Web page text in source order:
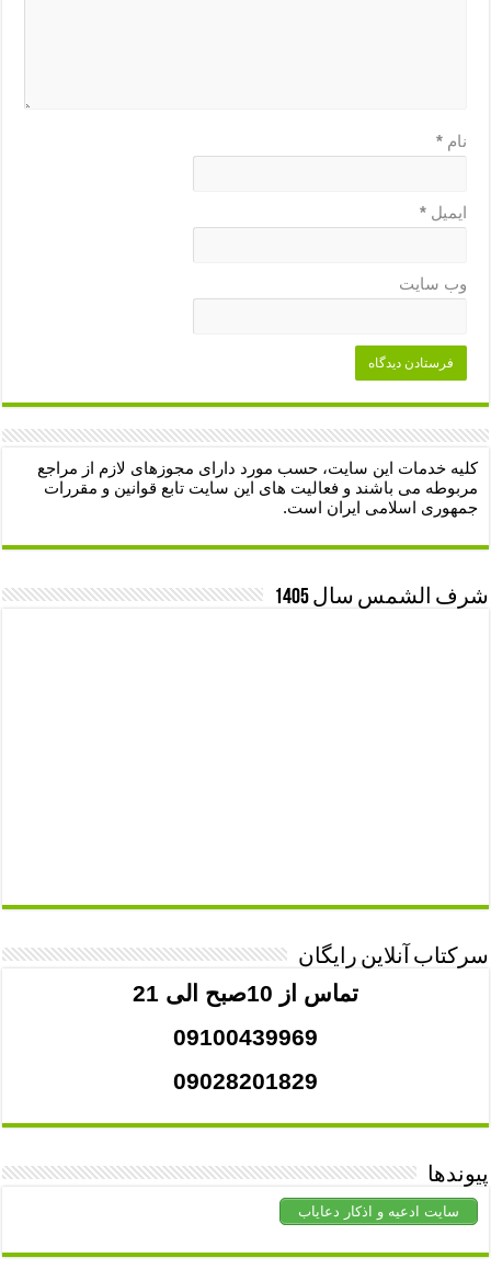
نام*
ایمیل*
وب‌ سایت
کلیه خدمات این سایت، حسب مورد دارای مجوزهای لازم از مراجع
مربوطه می باشند و فعالیت های این سایت تابع قوانین و مقررات
جمهوری اسلامی ایران است.
شرف الشمس سال 1405
سرکتاب آنلاین رایگان
تماس از 10صبح الی 21
09100439969
09028201829
پیوندها
سایت ادعیه و اذکار دعایاب